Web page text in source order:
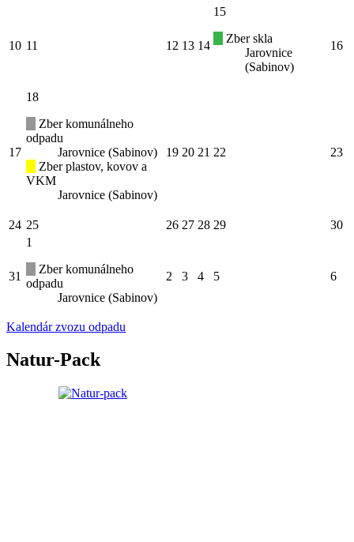
10 11 12 13 14
15
Zber skla
Jarovnice
(Sabinov)
16
17
18
Zber komunálneho
odpadu
Jarovnice (Sabinov)
Zber plastov, kovov a
VKM
Jarovnice (Sabinov)
19 20 21 22 23
24 25 26 27 28 29 30
31
1
Zber komunálneho
odpadu
Jarovnice (Sabinov)
2 3 4 5 6
Kalendár zvozu odpadu
Natur-Pack